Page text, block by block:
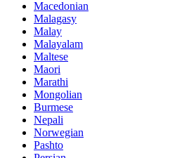
Macedonian
Malagasy
Malay
Malayalam
Maltese
Maori
Marathi
Mongolian
Burmese
Nepali
Norwegian
Pashto